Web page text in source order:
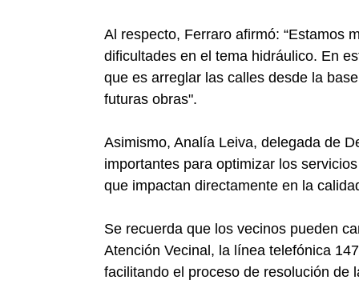
Al respecto, Ferraro afirmó: “Estamos
dificultades en el tema hidráulico. En
que es arreglar las calles desde la
futuras obras".
Asimismo, Analía Leiva, delegada de
importantes para optimizar los
que impactan directamente en la
Se recuerda que los vecinos pueden
Atención Vecinal, la línea telefónica
facilitando el proceso de resolución de